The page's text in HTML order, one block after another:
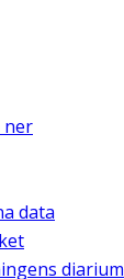
ner
data
diarium